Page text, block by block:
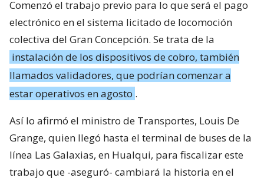
Comenzó el trabajo previo para lo que será el pago
electrónico en el sistema licitado de locomoción
colectiva del Gran Concepción. Se trata de la
instalación de los dispositivos de cobro, también
llamados validadores, que podrían comenzar a
estar operativos en agosto .
Así lo afirmó el ministro de Transportes, Louis De
Grange, quien llegó hasta el terminal de buses de la
línea Las Galaxias, en Hualqui, para fiscalizar este
trabajo que -aseguró- cambiará la historia en el